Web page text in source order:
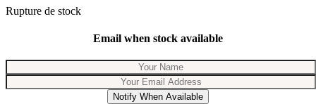
Rupture de stock
Email when stock available
Notify When Available